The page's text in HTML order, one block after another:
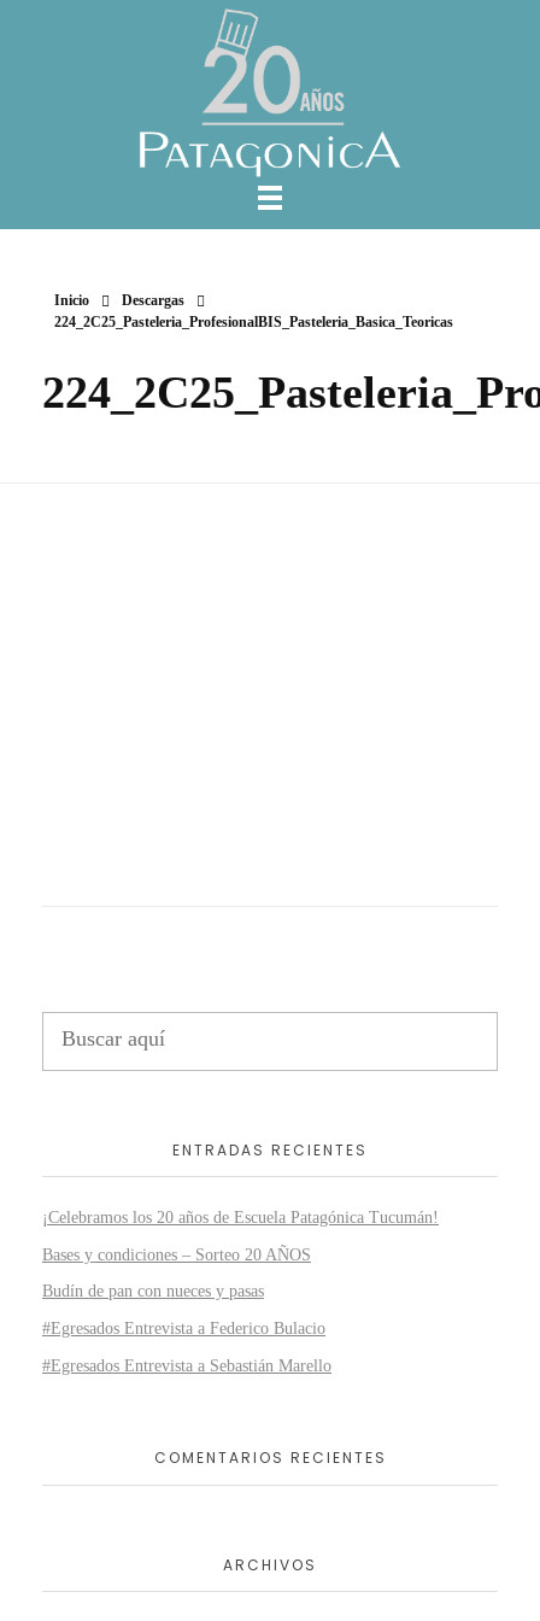
Inicio
Descargas
224_2C25_Pasteleria_ProfesionalBIS_Pasteleria_Basica_Teoricas
ENTRADAS RECIENTES
¡Celebramos los 20 años de Escuela Patagónica Tucumán!
Bases y condiciones – Sorteo 20 AÑOS
Budín de pan con nueces y pasas
#Egresados Entrevista a Federico Bulacio
#Egresados Entrevista a Sebastián Marello
COMENTARIOS RECIENTES
ARCHIVOS